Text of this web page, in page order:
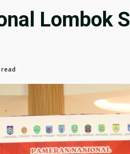
Lombok
read